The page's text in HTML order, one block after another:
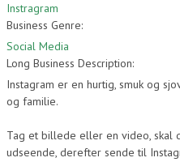
Instragram
Business Genre:
Social Media
Long Business Description:
Instagram er en hurtig, smuk og
og familie.
Tag et billede eller en video,
udseende, derefter sende til